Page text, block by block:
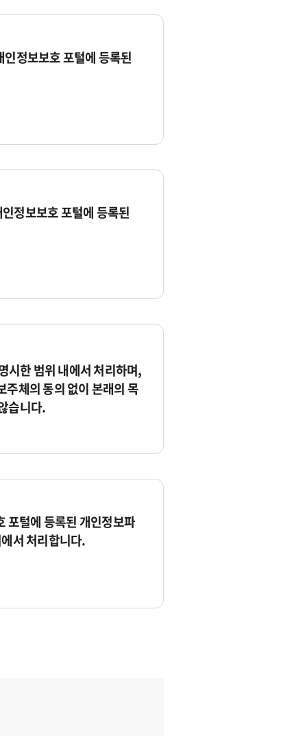
정보보호 포털에 등록된
정보보호 포털에 등록된
시한 범위 내에서 처리하며,
체의 동의 없이 본래의 목
습니다.
포털에 등록된 개인정보파
서 처리합니다.